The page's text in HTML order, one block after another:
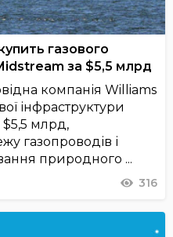
газового
за $5,5 млрд
компанія Williams
інфраструктури
млрд,
газопроводів і
природного ...
316